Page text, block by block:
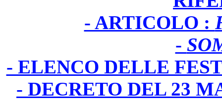
- ARTICOLO :
-
- ELENCO DELLE
- DECRETO DEL 23